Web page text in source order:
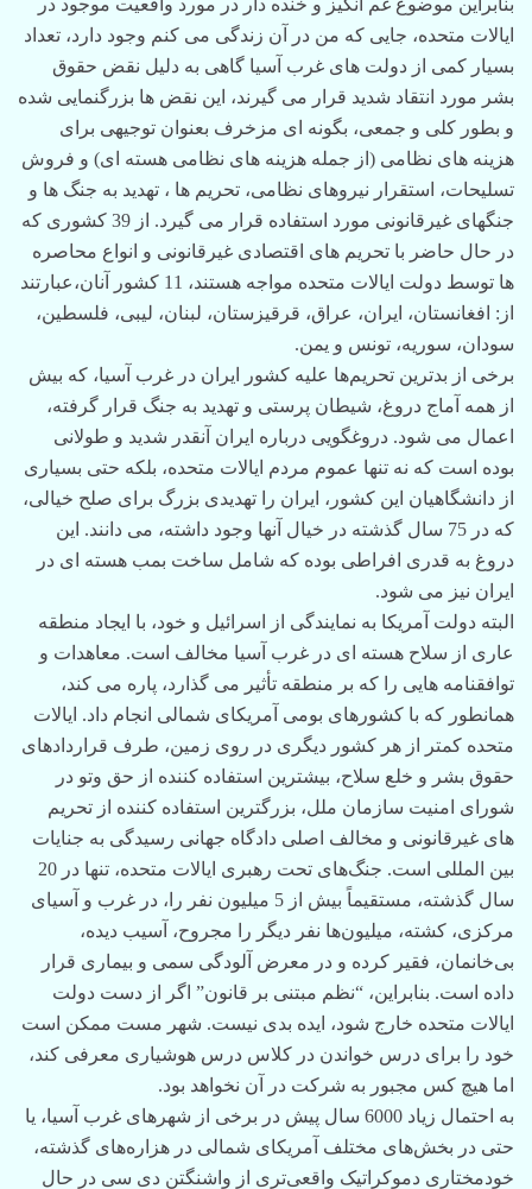
ایالات متحده، جایی که من در آن زندگی می کنم وجود دارد، تعداد
بسیار کمی از دولت های غرب آسیا گاهی به دلیل نقض حقوق
بشر مورد انتقاد شدید قرار می گیرند، این نقض ها بزرگنمایی شده
و بطور کلی و جمعی، بگونه ای مزخرف بعنوان توجیهی برای
هزینه های نظامی (از جمله هزینه های نظامی هسته ای) و فروش
تسلیحات، استقرار نیروهای نظامی، تحریم ها ، تهدید به جنگ ها و
جنگهای غیرقانونی مورد استفاده قرار می گیرد. از 39 کشوری که
در حال حاضر با تحریم های اقتصادی غیرقانونی و انواع محاصره
ها توسط دولت ایالات متحده مواجه هستند، 11 کشور آنان،عبارتند
از: افغانستان، ایران، عراق، قرقیزستان، لبنان، لیبی، فلسطین،
سودان، سوریه، تونس و یمن.
برخی از بدترین تحریم‌ها علیه کشور ایران در غرب آسیا، که بیش
از همه آماج دروغ، شیطان پرستی و تهدید به جنگ قرار گرفته،
اعمال می شود. دروغگویی درباره ایران آنقدر شدید و طولانی
بوده است که نه تنها عموم مردم ایالات متحده، بلکه حتی بسیاری
از دانشگاهیان این کشور، ایران را تهدیدی بزرگ برای صلح خیالی،
که در 75 سال گذشته در خیال آنها وجود داشته، می دانند. این
دروغ به قدری افراطی بوده که شامل ساخت بمب هسته ای در
ایران نیز می شود.
البته دولت آمریکا به نمایندگی از اسرائیل و خود، با ایجاد منطقه
عاری از سلاح هسته ای در غرب آسیا مخالف است. معاهدات و
توافقنامه هایی را که بر منطقه تأثیر می گذارد، پاره می کند،
همانطور که با کشورهای بومی آمریکای شمالی انجام داد. ایالات
متحده کمتر از هر کشور دیگری در روی زمین، طرف قراردادهای
حقوق بشر و خلع سلاح، بیشترین استفاده کننده از حق وتو در
شورای امنیت سازمان ملل، بزرگترین استفاده کننده از تحریم
های غیرقانونی و مخالف اصلی دادگاه جهانی رسیدگی به جنایات
بین المللی است. جنگ‌های تحت رهبری ایالات متحده، تنها در 20
سال گذشته، مستقیماً بیش از 5 میلیون نفر را، در غرب و آسیای
مرکزی، کشته، میلیون‌ها نفر دیگر را مجروح، آسیب دیده،
بی‌خانمان، فقیر کرده و در معرض آلودگی سمی و بیماری قرار
داده است. بنابراین، “نظم مبتنی بر قانون” اگر از دست دولت
ایالات متحده خارج شود، ایده بدی نیست. شهر مست ممکن است
خود را برای درس خواندن در کلاس درس هوشیاری معرفی کند،
اما هیچ کس مجبور به شرکت در آن نخواهد بود.
به احتمال زیاد 6000 سال پیش در برخی از شهرهای غرب آسیا، یا
حتی در بخش‌های مختلف آمریکای شمالی در هزاره‌های گذشته،
خودمختاری دموکراتیک واقعی‌تری از واشنگتن دی سی در حال